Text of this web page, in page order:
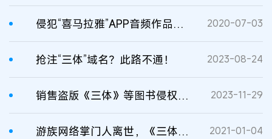
侵犯“喜马拉雅”APP音频作品著作权案昨日宣判 2020-07-03
抢注“三体”域名？此路不通！ 2023-08-24
销售盗版《三体》等图书侵权案民事二审判决书 2023-11-29
游族网络掌门人离世，《三体》IP开发该何去何从？ 2021-01-04